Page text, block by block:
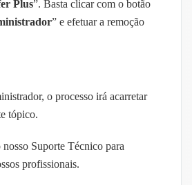
Plus”. Basta clicar com o botão
” e efetuar a remoção
o processo irá acarretar
tópico.
Suporte Técnico para
profissionais.